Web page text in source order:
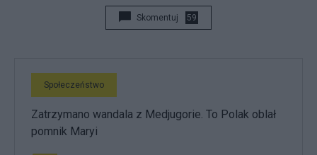
Skomentuj 59
Społeczeństwo
Zatrzymano wandala z Medjugorie. To Polak oblał
pomnik Maryi